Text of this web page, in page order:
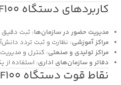
کاربردهای دستگاه XF100
مدیریت حضور در سازمان‌ها: ثبت دقیق
مراکز آموزشی: نظارت و ثبت تردد
مراکز تولیدی و صنعتی: کنترل و
دفاتر و سازمان‌های اداری: استفاده
نقاط قوت دستگاه XF100